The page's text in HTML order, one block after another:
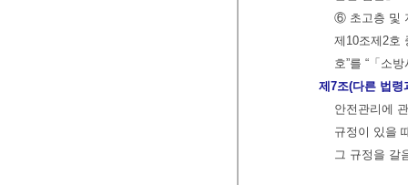
⑥ 초고층 및
제10조제2호
호”를 “「소
제7조(다른 법령
안전관리에
규정이 있을
그 규정을 갈